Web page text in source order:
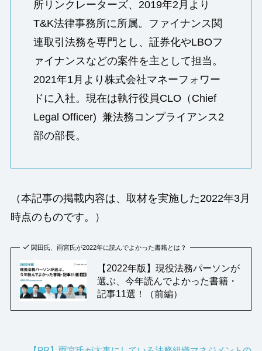
所リンクレーターズ、2019年2月より
T&K法律事務所に所属。ファイナンス関
連取引法務を専門とし、証券化やLBOフ
ァイナンスなどの案件を主として担当。
2021年1月より株式会社マネーフォワー
ドに入社。現在は執行役員CLO（Chief
Legal Officer) 兼法務コンプライアンス2
部の部長。
（本記事の掲載内容は、取材を実施した2022年3月
時点のものです。）
関田氏、雨宮氏が2022年に読んでよかった書籍とは？
【2022年版】現役法務パーソンが
選ぶ、今年読んでよかった書籍・
記事11選！（前編）